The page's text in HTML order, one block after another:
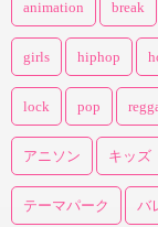
animation break
girls hiphop
lock pop
アニソン キッズ
テーマパーク バ